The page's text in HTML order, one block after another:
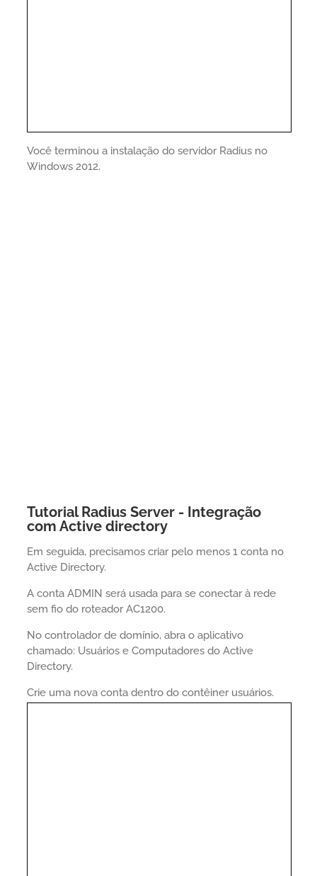
Você terminou a instalação do servidor Radius no
Windows 2012.
Tutorial Radius Server - Integração
com Active directory
Em seguida, precisamos criar pelo menos 1 conta no
Active Directory.
A conta ADMIN será usada para se conectar à rede
sem fio do roteador AC1200.
No controlador de domínio, abra o aplicativo
chamado: Usuários e Computadores do Active
Directory.
Crie uma nova conta dentro do contêiner usuários.